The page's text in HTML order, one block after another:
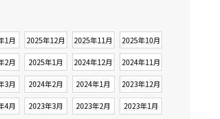
1月 2025年12月 2025年11月 2025年10月
2月 2025年1月 2024年12月 2024年11月
3月 2024年2月 2024年1月 2023年12月
4月 2023年3月 2023年2月 2023年1月